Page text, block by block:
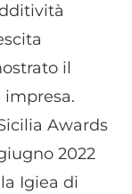
il
Awards
2022
Igiea di